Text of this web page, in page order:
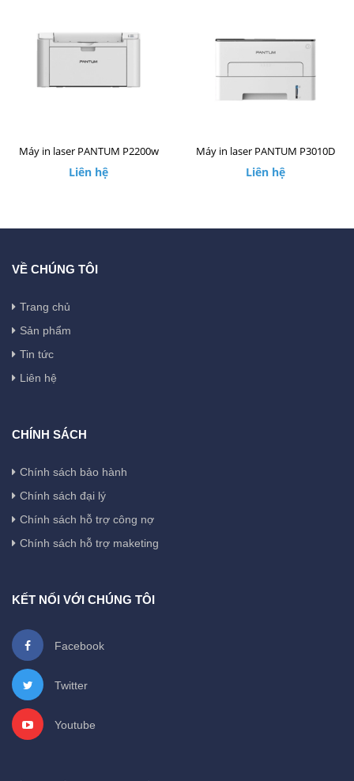
Máy in laser PANTUM P2200w
Liên hệ
Máy in laser PANTUM P3010D
Liên hệ
VỀ CHÚNG TÔI
Trang chủ
Sản phẩm
Tin tức
Liên hệ
CHÍNH SÁCH
Chính sách bảo hành
Chính sách đại lý
Chính sách hỗ trợ công nợ
Chính sách hỗ trợ maketing
KẾT NỐI VỚI CHÚNG TÔI
Facebook
Twitter
Youtube